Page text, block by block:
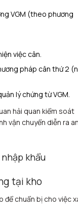
VGM (theo phương
việc cân.
pháp cân thứ 2
lý chứng từ VGM.
hải quan kiểm soát
vận chuyển diễn ra
khẩu
tại kho
để chuẩn bị cho việc